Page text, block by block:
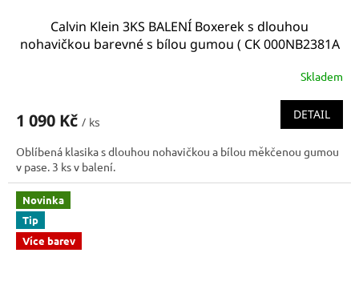
Calvin Klein 3KS BALENÍ Boxerek s dlouhou
nohavičkou barevné s bílou gumou ( CK 000NB2381A
Skladem
1 090 Kč / ks
DETAIL
Oblíbená klasika s dlouhou nohavičkou a bílou měkčenou gumou
v pase. 3 ks v balení.
Novinka
Tip
Více barev